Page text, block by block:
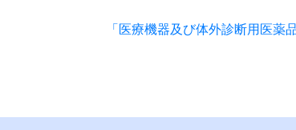
「医療機器及び体外診断用医